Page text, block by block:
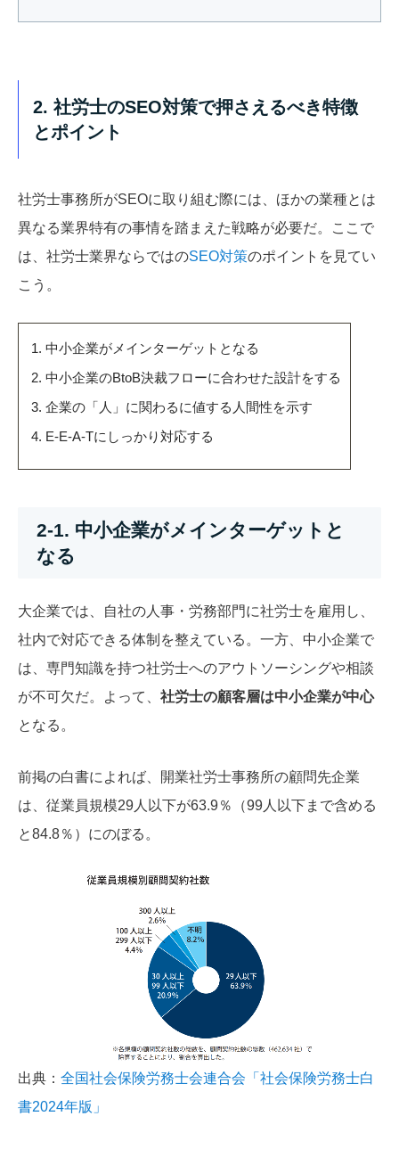
2. 社労士のSEO対策で押さえるべき特徴
とポイント
社労士事務所がSEOに取り組む際には、ほかの業種とは
異なる業界特有の事情を踏まえた戦略が必要だ。ここで
は、社労士業界ならではのSEO対策のポイントを見てい
こう。
中小企業がメインターゲットとなる
中小企業のBtoB決裁フローに合わせた設計をする
企業の「人」に関わるに値する人間性を示す
E-E-A-Tにしっかり対応する
2-1. 中小企業がメインターゲットと
なる
大企業では、自社の人事・労務部門に社労士を雇用し、
社内で対応できる体制を整えている。一方、中小企業で
は、専門知識を持つ社労士へのアウトソーシングや相談
が不可欠だ。よって、 社労士の顧客層は中小企業が中心
となる。
前掲の白書によれば、開業社労士事務所の顧問先企業
は、従業員規模29人以下が63.9％（99人以下まで含める
と84.8％）にのぼる。
出典： 全国社会保険労務士会連合会「社会保険労務士白
書2024年版」